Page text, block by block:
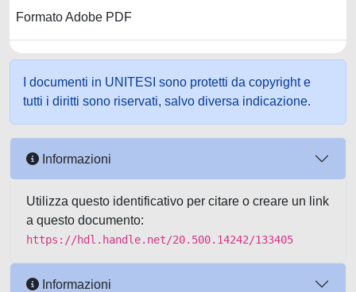
Formato Adobe PDF
I documenti in UNITESI sono protetti da copyright e
tutti i diritti sono riservati, salvo diversa indicazione.
Informazioni
Utilizza questo identificativo per citare o creare un link
a questo documento:
https://hdl.handle.net/20.500.14242/133405
Informazioni